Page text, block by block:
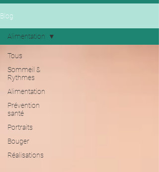
Blog
Tous
Sommeil &
Rythmes
Alimentation
Prévention
santé
Portraits
Bouger
Réalisations
Alimentation